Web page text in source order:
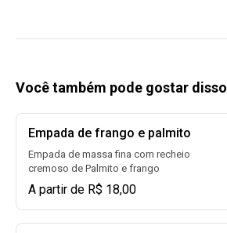
Você também pode gostar disso
Empada de frango e palmito
Empada de massa fina com recheio
cremoso de Palmito e frango
A partir de R$ 18,00